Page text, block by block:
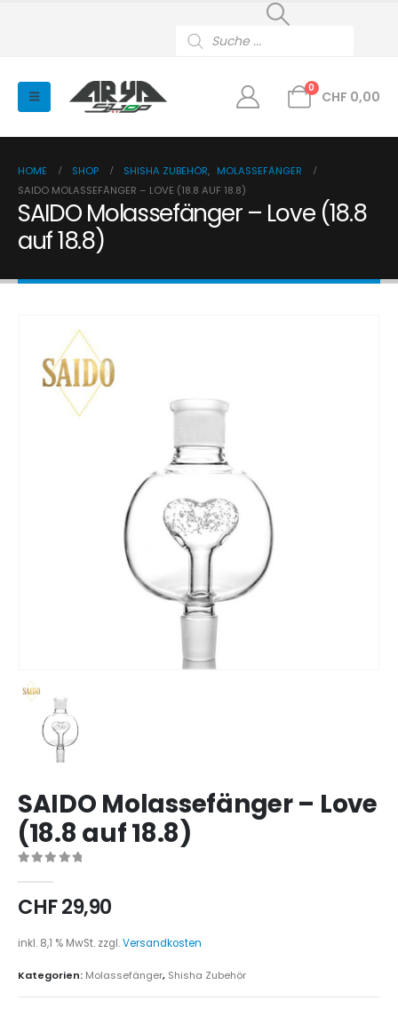
search
0
CHF 0,00
HOME SHOP SHISHA ZUBEHÖR, MOLASSEFÄNGER
SAIDO MOLASSEFÄNGER – LOVE (18.8 AUF 18.8)
SAIDO Molassefänger – Love (18.8
auf 18.8)
SAIDO Molassefänger – Love
(18.8 auf 18.8)
CHF29,90
inkl. 8,1 % MwSt. zzgl.Versandkosten
Kategorien: Molassefänger, Shisha Zubehör